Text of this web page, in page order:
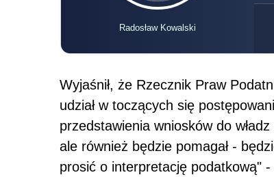
Radosław Kowalski
Wyjaśnił, że Rzecznik Praw
udział w toczących się
przedstawienia wniosków do
ale również będzie pomagał -
prosić o interpretację podatkową" -